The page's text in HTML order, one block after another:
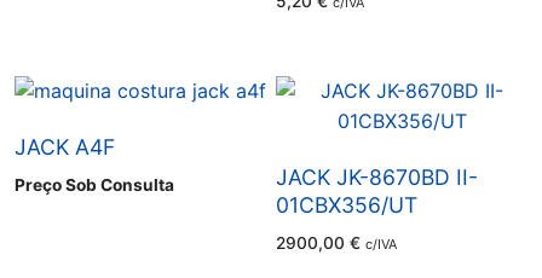
JACK A4F
Preço Sob Consulta
JACK JK-8670BD II-
01CBX356/UT
2900,00 € c/IVA